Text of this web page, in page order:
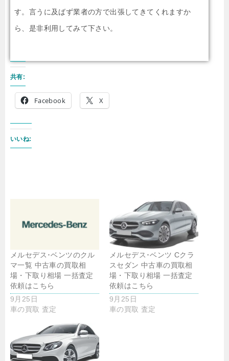
す。言うに及ばず業者の方で出張してきてくれますか
ら、是非利用してみて下さい。
共有:
Facebook X
いいね:
メルセデス･ベンツのクル
マ一覧 中古車の買取相
場・下取り相場 一括査定
依頼はこちら
9月25日
車の買取 査定
メルセデス･ベンツ Cクラ
スセダン 中古車の買取相
場・下取り相場 一括査定
依頼はこちら
9月25日
車の買取 査定